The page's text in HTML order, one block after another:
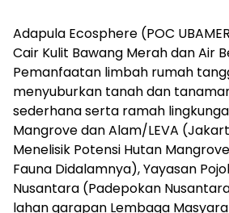
Adapula Ecosphere (POC
Cair Kulit Bawang Merah dan Air
Pemanfaatan limbah rumah
menyuburkan tanah dan
sederhana serta ramah
Mangrove dan Alam/LEVA
Menelisik Potensi Hutan
Fauna Didalamnya), Yayasan
Nusantara (Padepokan
lahan garapan Lembaga